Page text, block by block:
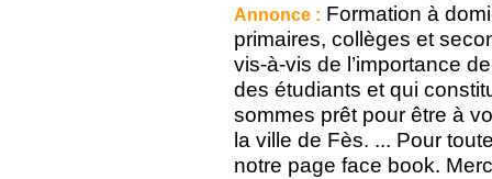
Annonce : Formation à
primaires, collèges et
vis-à-vis de l’importance
des étudiants et qui
sommes prêt pour être à
la ville de Fès. ... Pour
notre page face book.